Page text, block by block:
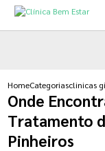
HomeCategoriasclinicas
Onde
Tratamento
Pinheiros